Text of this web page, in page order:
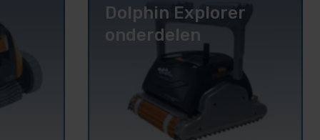
Dolphin Explorer
onderdelen